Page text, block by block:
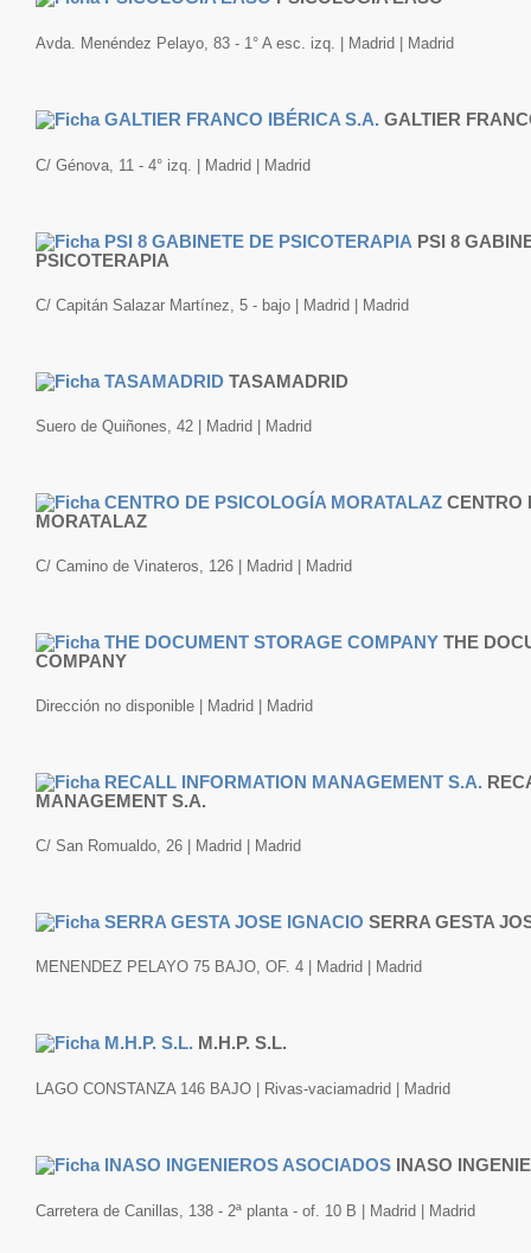
Avda. Menéndez Pelayo, 83 - 1° A esc. izq. | Madrid | Madrid
GALTIER
C/ Génova, 11 - 4° izq. | Madrid | Madrid
PSI 8
PSICOTERAPIA
C/ Capitán Salazar Martínez, 5 - bajo | Madrid | Madrid
TASAMADRID
Suero de Quiñones, 42 | Madrid | Madrid
CENTRO
MORATALAZ
C/ Camino de Vinateros, 126 | Madrid | Madrid
THE
COMPANY
Dirección no disponible | Madrid | Madrid
MANAGEMENT S.A.
C/ San Romualdo, 26 | Madrid | Madrid
SERRA GESTA
MENENDEZ PELAYO 75 BAJO, OF. 4 | Madrid | Madrid
M.H.P. S.L.
LAGO CONSTANZA 146 BAJO | Rivas-vaciamadrid | Madrid
INASO
Carretera de Canillas, 138 - 2ª planta - of. 10 B | Madrid | Madrid